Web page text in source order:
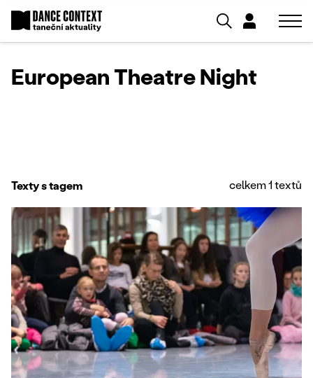
European Theatre Night
Texty s tagem celkem 1 textů